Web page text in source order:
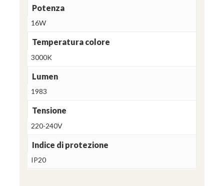
Potenza
16W
Temperatura colore
3000K
Lumen
1983
Tensione
220-240V
Indice di protezione
IP20